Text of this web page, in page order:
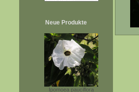
Neue Produkte
Ipomoea pauciflora